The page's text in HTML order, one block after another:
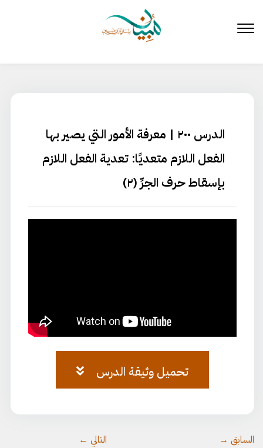
المحتوى
الدرس ٢٠٠ | معرفة الأمور التي يصير بها
الفعل اللازم متعديًا: تعدية الفعل اللازم
بإسقاط حرف الجرِّ (٢)
تحميل وثيقة الدرس
السابق → التالي ←